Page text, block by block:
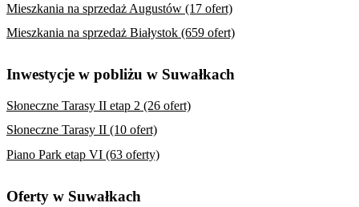
Mieszkania na sprzedaż Augustów (17 ofert)
Mieszkania na sprzedaż Białystok (659 ofert)
Inwestycje w pobliżu w Suwałkach
Słoneczne Tarasy II etap 2 (26 ofert)
Słoneczne Tarasy II (10 ofert)
Piano Park etap VI (63 oferty)
Oferty w Suwałkach